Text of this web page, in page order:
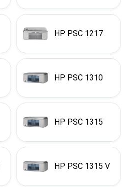
HP PSC 1217
HP PSC 1310
HP PSC 1315
HP PSC 1315 V